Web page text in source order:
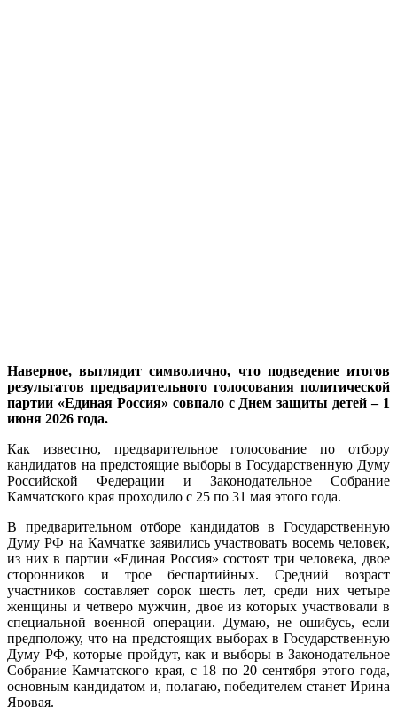
Наверное, выглядит символично, что подведение итогов
результатов предварительного голосования политической
партии «Единая Россия» совпало с Днем защиты детей – 1
июня 2026 года.
Как известно, предварительное голосование по отбору
кандидатов на предстоящие выборы в Государственную Думу
Российской Федерации и Законодательное Собрание
Камчатского края проходило с 25 по 31 мая этого года.
В предварительном отборе кандидатов в Государственную
Думу РФ на Камчатке заявились участвовать восемь человек,
из них в партии «Единая Россия» состоят три человека, двое
сторонников и трое беспартийных. Средний возраст
участников составляет сорок шесть лет, среди них четыре
женщины и четверо мужчин, двое из которых участвовали в
специальной военной операции. Думаю, не ошибусь, если
предположу, что на предстоящих выборах в Государственную
Думу РФ, которые пройдут, как и выборы в Законодательное
Собрание Камчатского края, с 18 по 20 сентября этого года,
основным кандидатом и, полагаю, победителем станет Ирина
Яровая.